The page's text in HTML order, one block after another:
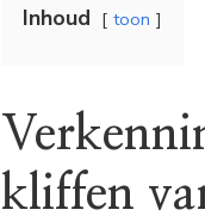
Inhoud toon
kliffen